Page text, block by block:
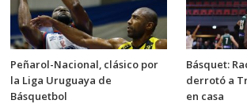
Peñarol-Nacional, clásico por
la Liga Uruguaya de
Básquetbol
Básquet:
derrotó a
en casa